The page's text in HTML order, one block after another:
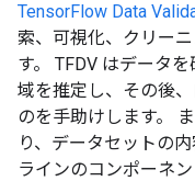
TensorFlow Data
索、可視化、クリー
す。 TFDV はデータ
域を推定し、その後
のを手助けします。
り、データセットの
ラインのコンポーネ